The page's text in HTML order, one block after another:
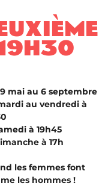
mai au 6 septembre
au vendredi à
à 19h45
à 17h
les femmes font
les hommes !